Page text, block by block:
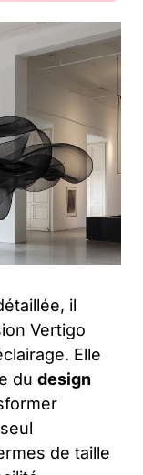
il
Vertigo
Elle
du design
de taille